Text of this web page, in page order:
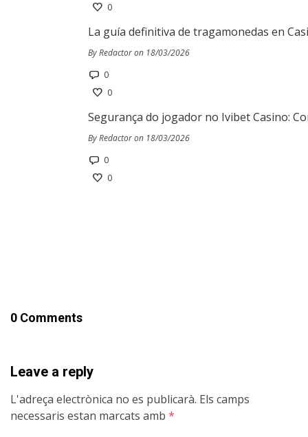
0
La guía definitiva de tragamonedas en
By Redactor on 18/03/2026
0
0
Segurança do jogador no Ivibet Casino:
By Redactor on 18/03/2026
0
0
0 Comments
Leave a reply
L'adreça electrònica no es publicarà. Els camps
necessaris estan marcats amb *